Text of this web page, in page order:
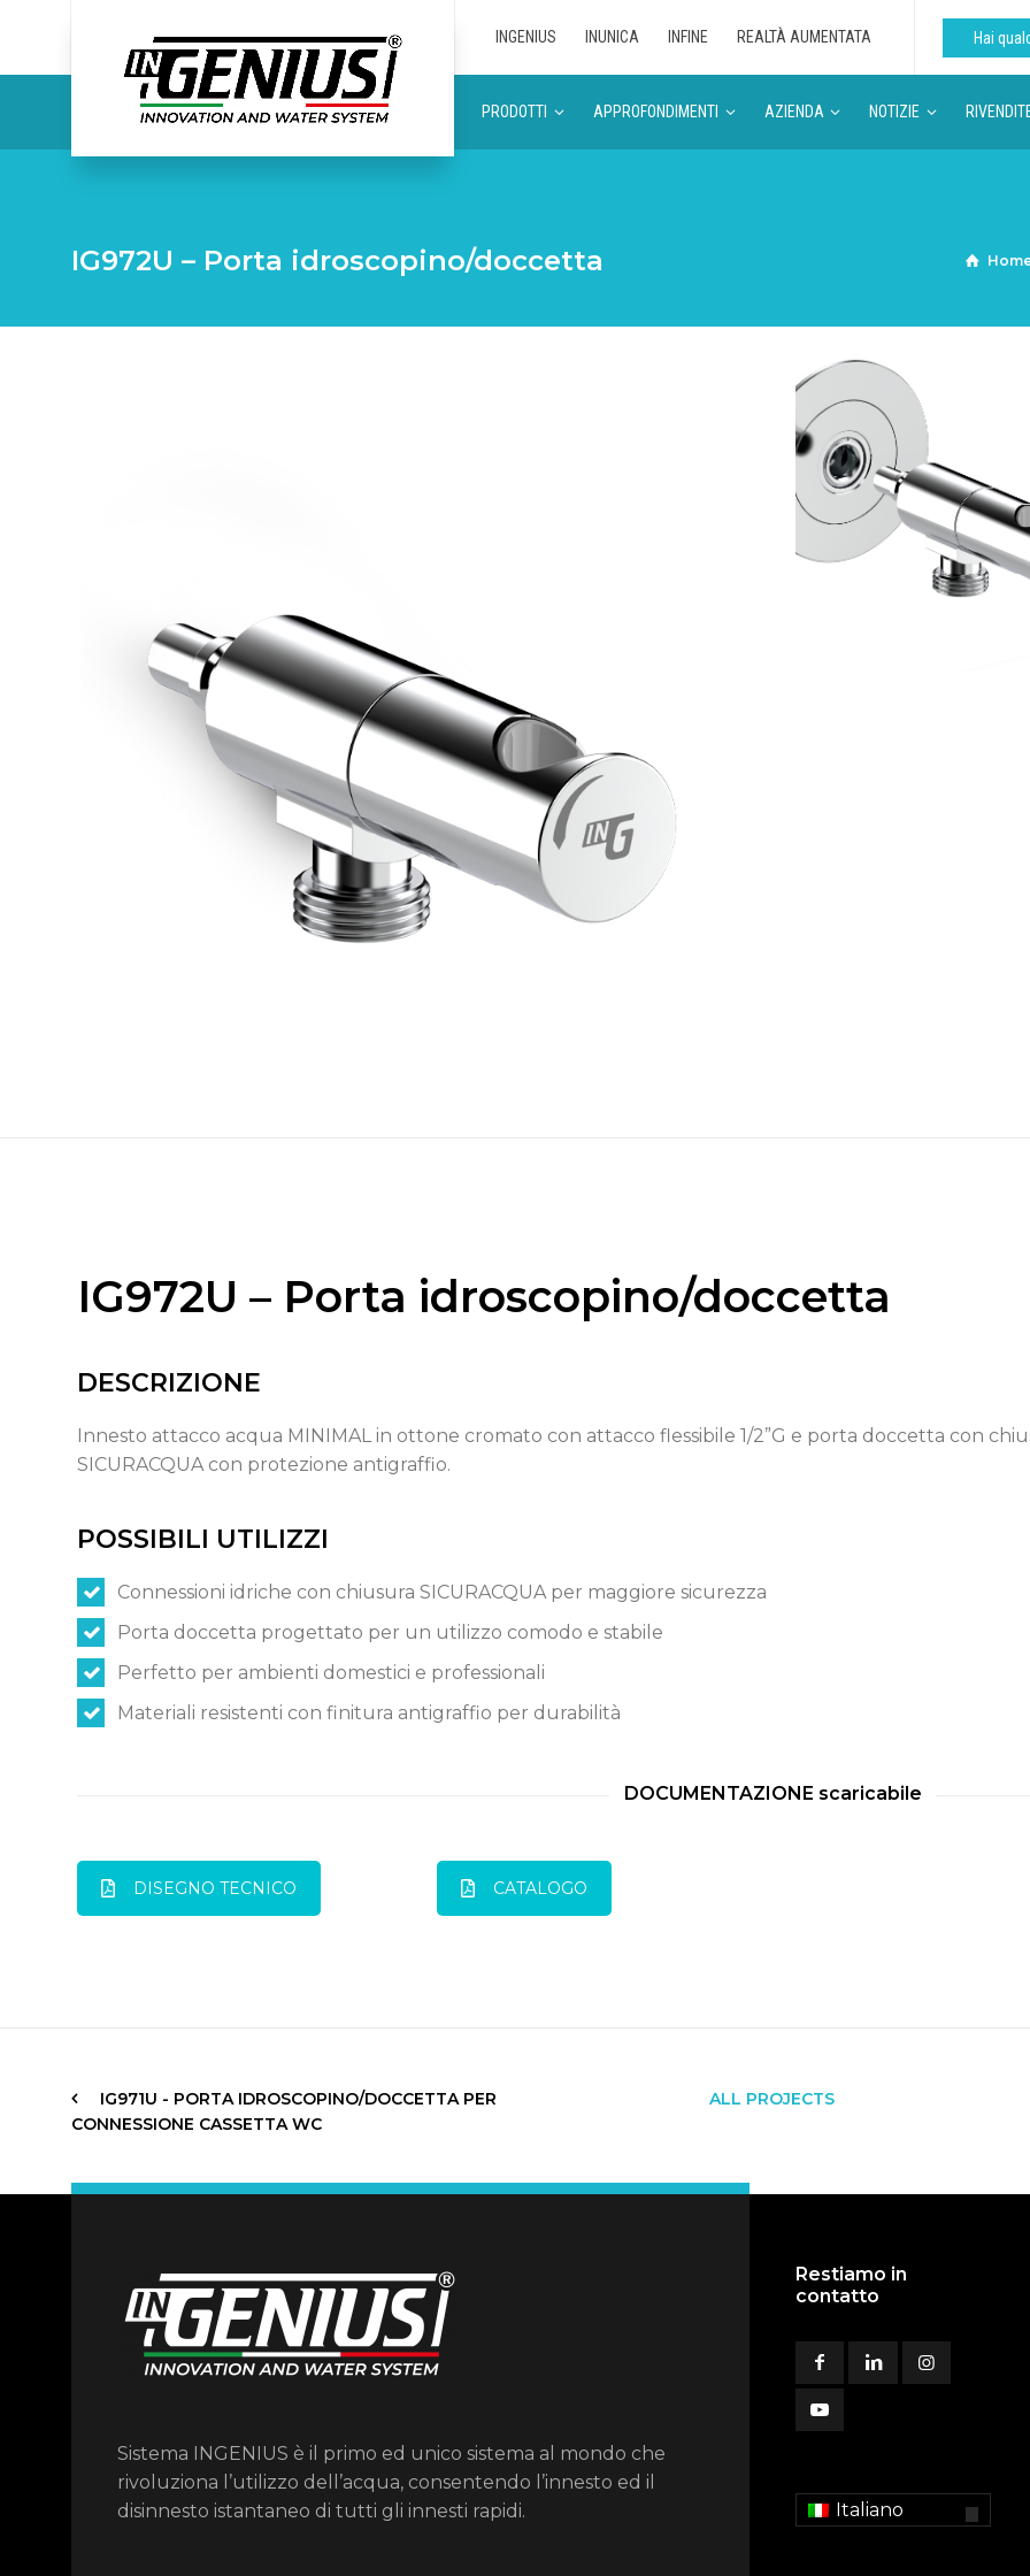
INGENIUS INUNICA INFINE REALTÀ AUMENTATA Hai
PRODOTTI APPROFONDIMENTI AZIENDA NOTIZIE
IG972U – Porta idroscopino/doccetta
IG972U – Porta idroscopino/doccetta
DESCRIZIONE
Innesto attacco acqua MINIMAL in ottone cromato con attacco flessibile 1/2”G e porta doccetta con
SICURACQUA con protezione antigraffio.
POSSIBILI UTILIZZI
Connessioni idriche con chiusura SICURACQUA per maggiore sicurezza
Porta doccetta progettato per un utilizzo comodo e stabile
Perfetto per ambienti domestici e professionali
Materiali resistenti con finitura antigraffio per durabilità
DOCUMENTAZIONE scaricabile
DISEGNO TECNICO CATALOGO
IG971U - PORTA IDROSCOPINO/DOCCETTA PER
CONNESSIONE CASSETTA WC
ALL PROJECTS
Sistema INGENIUS è il primo ed unico sistema al mondo che
rivoluziona l’utilizzo dell’acqua, consentendo l’innesto ed il
disinnesto istantaneo di tutti gli innesti rapidi.
Restiamo in
contatto
Italiano
Italiano English Français